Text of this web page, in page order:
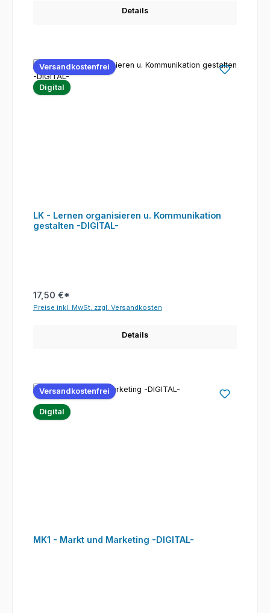
Details
Versandkostenfrei
Digital
LK - Lernen organisieren u. Kommunikation
gestalten -DIGITAL-
17,50 €*
Preise inkl. MwSt. zzgl. Versandkosten
Details
Versandkostenfrei
Digital
MK1 - Markt und Marketing -DIGITAL-